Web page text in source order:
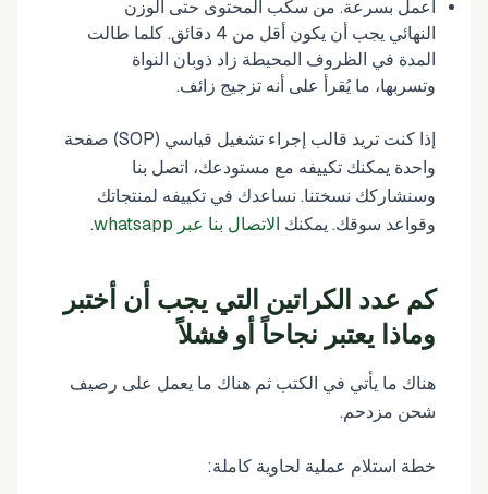
اعمل بسرعة. من سكب المحتوى حتى الوزن
النهائي يجب أن يكون أقل من 4 دقائق. كلما طالت
المدة في الظروف المحيطة زاد ذوبان النواة
وتسربها، ما يُقرأ على أنه تزجيج زائف.
إذا كنت تريد قالب إجراء تشغيل قياسي (SOP) صفحة
واحدة يمكنك تكييفه مع مستودعك، اتصل بنا
وسنشاركك نسختنا. نساعدك في تكييفه لمنتجاتك
وقواعد سوقك. يمكنك الاتصال بنا عبر whatsapp .
كم عدد الكراتين التي يجب أن أختبر
وماذا يعتبر نجاحاً أو فشلاً
هناك ما يأتي في الكتب ثم هناك ما يعمل على رصيف
شحن مزدحم.
خطة استلام عملية لحاوية كاملة: